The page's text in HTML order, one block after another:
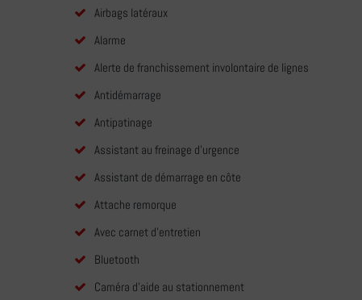
Airbags latéraux
Alarme
Alerte de franchissement involontaire de lignes
Antidémarrage
Antipatinage
Assistant au freinage d'urgence
Assistant de démarrage en côte
Attache remorque
Avec carnet d'entretien
Bluetooth
Caméra d'aide au stationnement